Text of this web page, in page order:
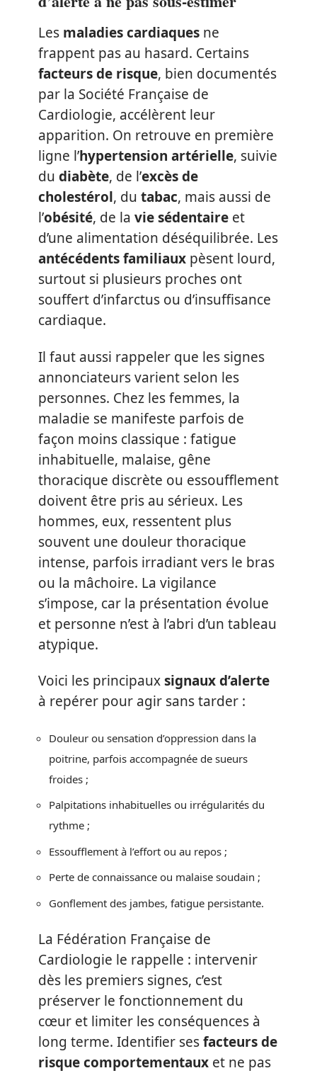
Les maladies cardiaques ne
frappent pas au hasard. Certains
facteurs de risque, bien documentés
par la Société Française de
Cardiologie, accélèrent leur
apparition. On retrouve en première
ligne l’hypertension artérielle, suivie
du diabète, de l’excès de
cholestérol, du tabac, mais aussi de
l’obésité, de la vie sédentaire et
d’une alimentation déséquilibrée. Les
antécédents familiaux pèsent lourd,
surtout si plusieurs proches ont
souffert d’infarctus ou d’insuffisance
cardiaque.
Il faut aussi rappeler que les signes
annonciateurs varient selon les
personnes. Chez les femmes, la
maladie se manifeste parfois de
façon moins classique : fatigue
inhabituelle, malaise, gêne
thoracique discrète ou essoufflement
doivent être pris au sérieux. Les
hommes, eux, ressentent plus
souvent une douleur thoracique
intense, parfois irradiant vers le bras
ou la mâchoire. La vigilance
s’impose, car la présentation évolue
et personne n’est à l’abri d’un tableau
atypique.
Voici les principauxsignaux d’alerte
à repérer pour agir sans tarder :
Douleur ou sensation d’oppression dans la
poitrine, parfois accompagnée de sueurs
froides ;
Palpitations inhabituelles ou irrégularités du
rythme ;
Essoufflement à l’effort ou au repos ;
Perte de connaissance ou malaise soudain ;
Gonflement des jambes, fatigue persistante.
La Fédération Française de
Cardiologie le rappelle : intervenir
dès les premiers signes, c’est
préserver le fonctionnement du
cœur et limiter les conséquences à
long terme. Identifier sesfacteurs de
risque comportementaux et ne pas